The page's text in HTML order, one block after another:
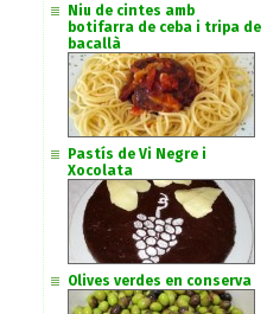
Niu de cintes amb
botifarra de ceba i tripa de
bacallà
Pastís de Vi Negre i
Xocolata
Olives verdes en conserva